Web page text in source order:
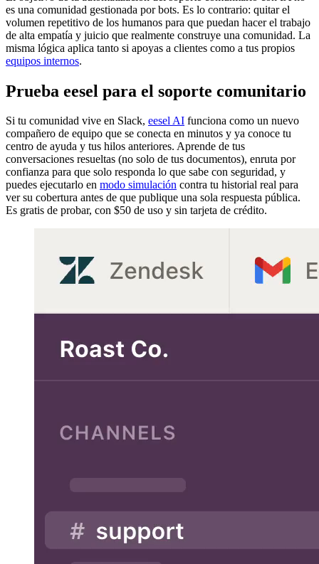
es una comunidad gestionada por bots. Es lo contrario: quitar el
volumen repetitivo de los humanos para que puedan hacer el trabajo
de alta empatía y juicio que realmente construye una comunidad. La
misma lógica aplica tanto si apoyas a clientes como a tus propios
equipos internos.
Prueba eesel para el soporte comunitario
Si tu comunidad vive en Slack, eesel AI funciona como un nuevo
compañero de equipo que se conecta en minutos y ya conoce tu
centro de ayuda y tus hilos anteriores. Aprende de tus
conversaciones resueltas (no solo de tus documentos), enruta por
confianza para que solo responda lo que sabe con seguridad, y
puedes ejecutarlo en modo simulación contra tu historial real para
ver su cobertura antes de que publique una sola respuesta pública.
Es gratis de probar, con $50 de uso y sin tarjeta de crédito.